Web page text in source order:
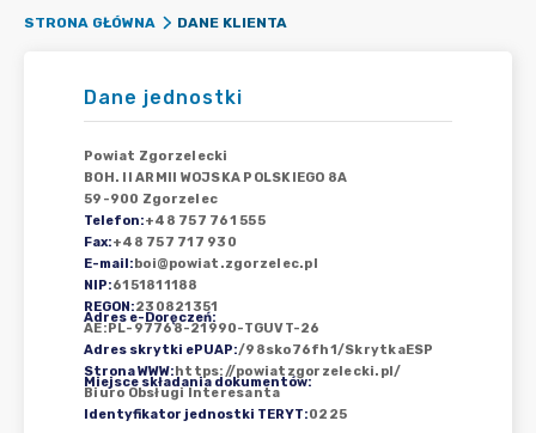
STRONA GŁÓWNA DANE KLIENTA
Dane jednostki
Powiat Zgorzelecki
BOH. II ARMII WOJSKA POLSKIEGO 8A
59-900 Zgorzelec
Telefon:+48 757 761 555
Fax:+48 757 717 930
E-mail:boi@powiat.zgorzelec.pl
NIP:6151811188
REGON:230821351
Adres e-Doręczeń:
AE:PL-97768-21990-TGUVT-26
Adres skrytki ePUAP:/98sko76fh1/SkrytkaESP
Strona WWW:https://powiatzgorzelecki.pl/
Miejsce składania dokumentów:
Biuro Obsługi Interesanta
Identyfikator jednostki TERYT:0225